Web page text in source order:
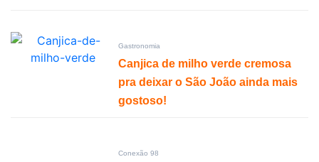
Gastronomia
Canjica de milho verde cremosa
pra deixar o São João ainda mais
gostoso!
Conexão 98